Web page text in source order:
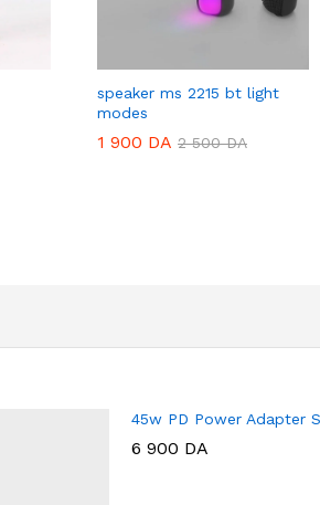
speaker ms 2215 bt light
modes
1 900 DA 2 500DA
45w PD Power Adapter
6 900 DA